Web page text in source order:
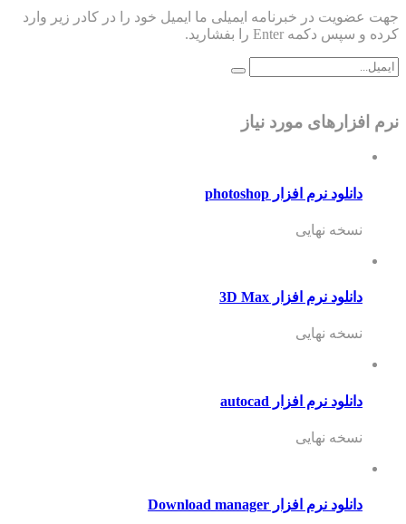
جهت عضویت در خبرنامه ایمیلی ما ایمیل خود را در کادر زیر وارد
کرده و سپس دکمه Enter را بفشارید.
نرم افزارهای مورد نیاز
دانلود نرم افزار photoshop
نسخه نهایی
دانلود نرم افزار 3D Max
نسخه نهایی
دانلود نرم افزار autocad
نسخه نهایی
دانلود نرم افزار Download manager